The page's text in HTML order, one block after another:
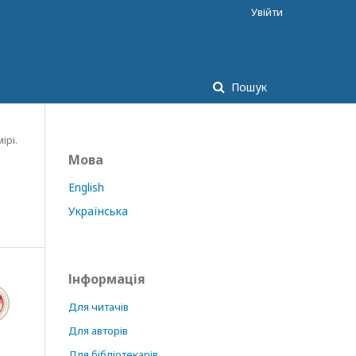
Пошук
Увійти
Мова
English
Українська
Інформація
Для читачів
Для авторів